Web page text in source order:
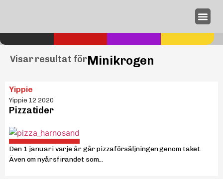
Visar resultat förMinikrogen
Yippie
Yippie 12 2020
Pizzatider
Den 1 januari varje år går pizzaförsäljningen genom taket.
Även om nyårs­firandet som...